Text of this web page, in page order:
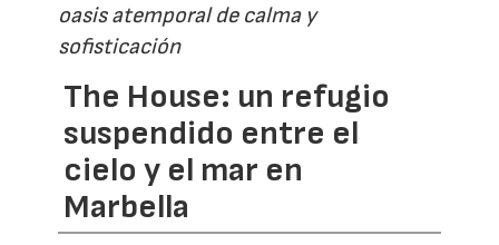
oasis atemporal de calma y
sofisticación
The House: un refugio
suspendido entre el
cielo y el mar en
Marbella